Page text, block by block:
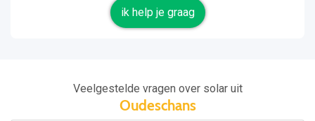
ik help je graag
Veelgestelde vragen over solar uit
Oudeschans